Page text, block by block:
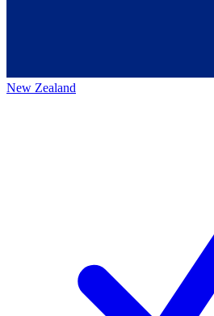
New Zealand